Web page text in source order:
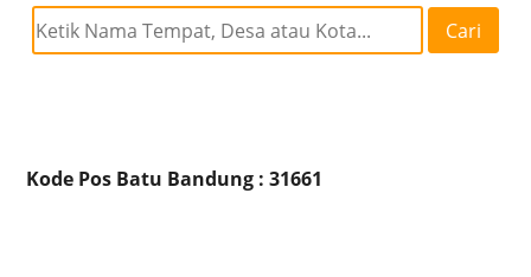
Cari
Kode Pos Batu Bandung : 31661